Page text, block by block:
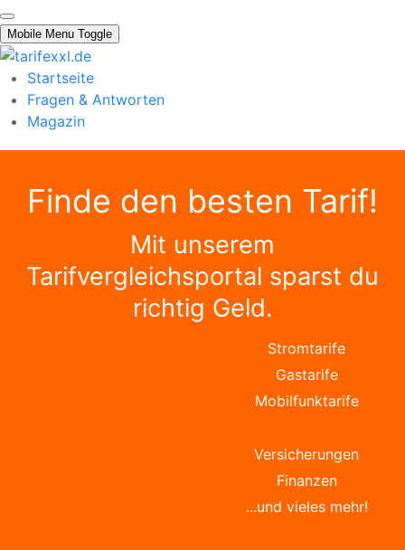
Mobile Menu Toggle
Startseite
Fragen & Antworten
Magazin
Finde den besten Tarif!
Mit unserem
Tarifvergleichsportal sparst du
richtig Geld.
Stromtarife
Gastarife
Mobilfunktarife
Versicherungen
Finanzen
...und vieles mehr!